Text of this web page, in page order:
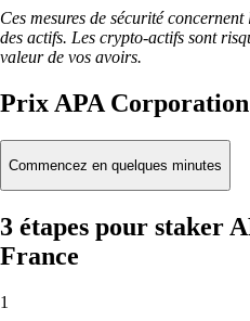
Ces mesures de sécurité
des actifs. Les crypto-actifs sont
valeur de vos avoirs.
Prix APA Corporation
Commencez en quelques minutes
3 étapes pour staker
France
1